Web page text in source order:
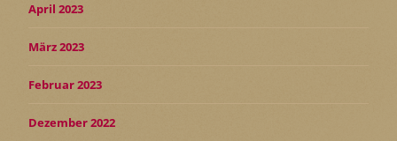
April 2023
März 2023
Februar 2023
Dezember 2022